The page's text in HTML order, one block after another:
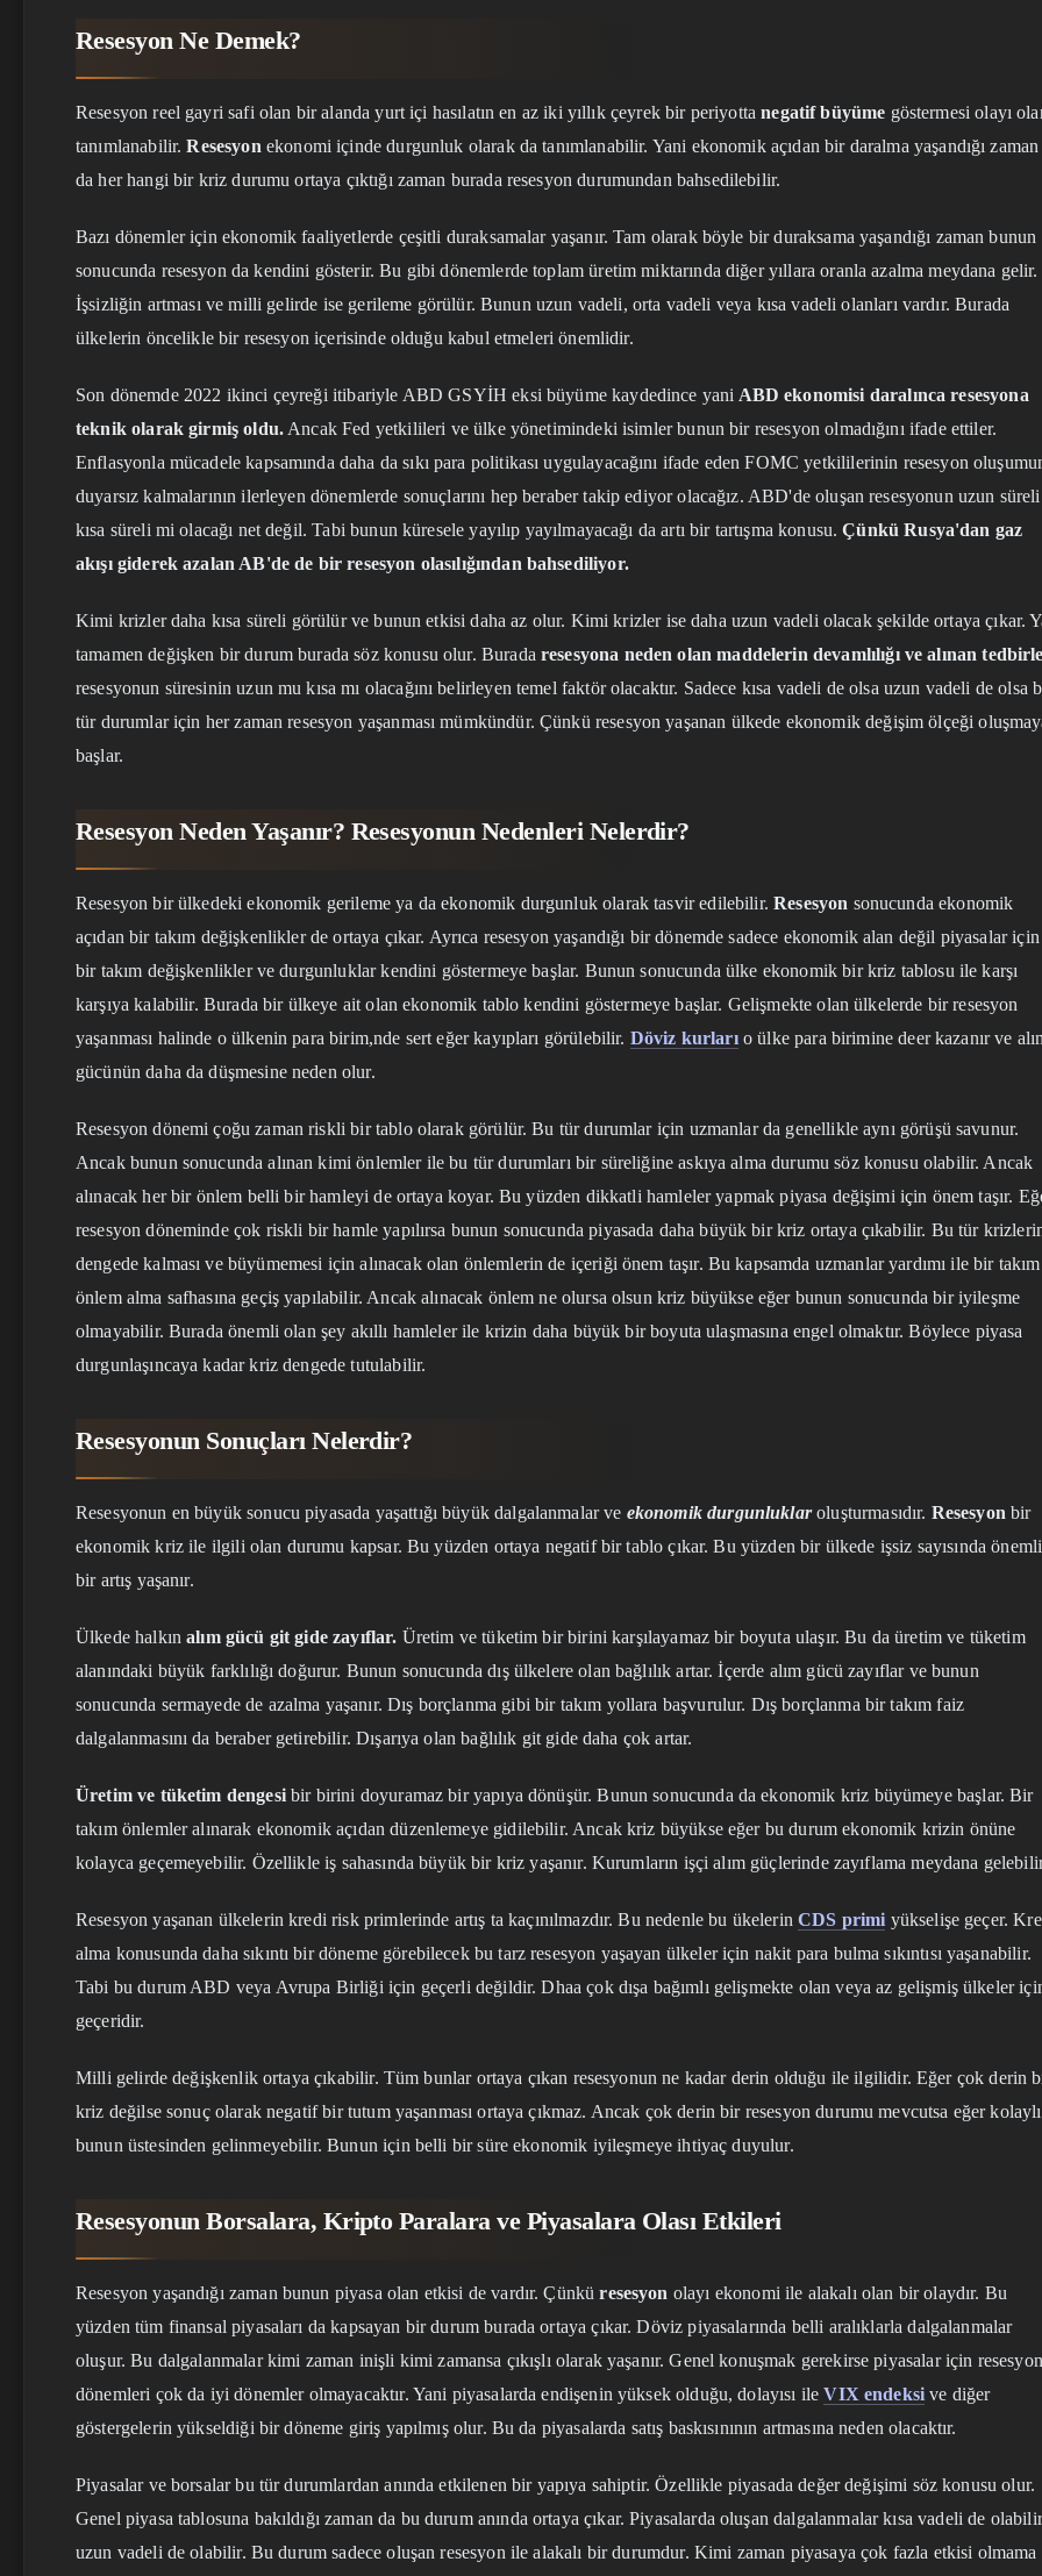
Resesyon Ne Demek?
Resesyon reel gayri safi olan bir alanda yurt içi hasılatın en az iki yıllık çeyrek bir periyottanegatif büyüme göstermesi olayı
tanımlanabilir.Resesyon ekonomi içinde durgunluk olarak da tanımlanabilir. Yani ekonomik açıdan bir daralma yaşandığı zaman
da her hangi bir kriz durumu ortaya çıktığı zaman burada resesyon durumundan bahsedilebilir.
Bazı dönemler için ekonomik faaliyetlerde çeşitli duraksamalar yaşanır. Tam olarak böyle bir duraksama yaşandığı zaman bunun
sonucunda resesyon da kendini gösterir. Bu gibi dönemlerde toplam üretim miktarında diğer yıllara oranla azalma meydana gelir.
İşsizliğin artması ve milli gelirde ise gerileme görülür. Bunun uzun vadeli, orta vadeli veya kısa vadeli olanları vardır. Burada
ülkelerin öncelikle bir resesyon içerisinde olduğu kabul etmeleri önemlidir.
Son dönemde 2022 ikinci çeyreği itibariyle ABD GSYİH eksi büyüme kaydedince yani ABD ekonomisi daralınca resesyona
teknik olarak girmiş oldu. Ancak Fed yetkilileri ve ülke yönetimindeki isimler bunun bir resesyon olmadığını ifade ettiler.
Enflasyonla mücadele kapsamında daha da sıkı para politikası uygulayacağını ifade eden FOMC yetkililerinin resesyon
duyarsız kalmalarının ilerleyen dönemlerde sonuçlarını hep beraber takip ediyor olacağız. ABD'de oluşan resesyonun uzun
kısa süreli mi olacağı net değil. Tabi bunun küresele yayılıp yayılmayacağı da artı bir tartışma konusu.Çünkü Rusya'dan gaz
akışı giderek azalan AB'de de bir resesyon olasılığından bahsediliyor.
Kimi krizler daha kısa süreli görülür ve bunun etkisi daha az olur. Kimi krizler ise daha uzun vadeli olacak şekilde ortaya çıkar.
tamamen değişken bir durum burada söz konusu olur. Burada resesyona neden olan maddelerin devamlılığı ve alınan
resesyonun süresinin uzun mu kısa mı olacağını belirleyen temel faktör olacaktır. Sadece kısa vadeli de olsa uzun vadeli de olsa
tür durumlar için her zaman resesyon yaşanması mümkündür. Çünkü resesyon yaşanan ülkede ekonomik değişim ölçeği
başlar.
Resesyon Neden Yaşanır? Resesyonun Nedenleri Nelerdir?
Resesyon bir ülkedeki ekonomik gerileme ya da ekonomik durgunluk olarak tasvir edilebilir.Resesyon sonucunda ekonomik
açıdan bir takım değişkenlikler de ortaya çıkar. Ayrıca resesyon yaşandığı bir dönemde sadece ekonomik alan değil piyasalar
bir takım değişkenlikler ve durgunluklar kendini göstermeye başlar. Bunun sonucunda ülke ekonomik bir kriz tablosu ile karşı
karşıya kalabilir. Burada bir ülkeye ait olan ekonomik tablo kendini göstermeye başlar. Gelişmekte olan ülkelerde bir resesyon
yaşanması halinde o ülkenin para birim,nde sert eğer kayıpları görülebilir. Döviz kurlarıo ülke para birimine deer kazanır ve
gücünün daha da düşmesine neden olur.
Resesyon dönemi çoğu zaman riskli bir tablo olarak görülür. Bu tür durumlar için uzmanlar da genellikle aynı görüşü savunur.
Ancak bunun sonucunda alınan kimi önlemler ile bu tür durumları bir süreliğine askıya alma durumu söz konusu olabilir. Ancak
alınacak her bir önlem belli bir hamleyi de ortaya koyar. Bu yüzden dikkatli hamleler yapmak piyasa değişimi için önem taşır.
resesyon döneminde çok riskli bir hamle yapılırsa bunun sonucunda piyasada daha büyük bir kriz ortaya çıkabilir. Bu tür
dengede kalması ve büyümemesi için alınacak olan önlemlerin de içeriği önem taşır. Bu kapsamda uzmanlar yardımı ile bir takım
önlem alma safhasına geçiş yapılabilir. Ancak alınacak önlem ne olursa olsun kriz büyükse eğer bunun sonucunda bir iyileşme
olmayabilir. Burada önemli olan şey akıllı hamleler ile krizin daha büyük bir boyuta ulaşmasına engel olmaktır. Böylece piyasa
durgunlaşıncaya kadar kriz dengede tutulabilir.
Resesyonun Sonuçları Nelerdir?
Resesyonun en büyük sonucu piyasada yaşattığı büyük dalgalanmalar ve ekonomik durgunluklaroluşturmasıdır. Resesyonbir
ekonomik kriz ile ilgili olan durumu kapsar. Bu yüzden ortaya negatif bir tablo çıkar. Bu yüzden bir ülkede işsiz sayısında önemli
bir artış yaşanır.
Ülkede halkınalım gücü git gide zayıflar. Üretim ve tüketim bir birini karşılayamaz bir boyuta ulaşır. Bu da üretim ve tüketim
alanındaki büyük farklılığı doğurur. Bunun sonucunda dış ülkelere olan bağlılık artar. İçerde alım gücü zayıflar ve bunun
sonucunda sermayede de azalma yaşanır. Dış borçlanma gibi bir takım yollara başvurulur. Dış borçlanma bir takım faiz
dalgalanmasını da beraber getirebilir. Dışarıya olan bağlılık git gide daha çok artar.
Üretim ve tüketim dengesibir birini doyuramaz bir yapıya dönüşür. Bunun sonucunda da ekonomik kriz büyümeye başlar. Bir
takım önlemler alınarak ekonomik açıdan düzenlemeye gidilebilir. Ancak kriz büyükse eğer bu durum ekonomik krizin önüne
kolayca geçemeyebilir. Özellikle iş sahasında büyük bir kriz yaşanır. Kurumların işçi alım güçlerinde zayıflama meydana
Resesyon yaşanan ülkelerin kredi risk primlerinde artış ta kaçınılmazdır. Bu nedenle bu ükelerinCDS primi yükselişe geçer.
alma konusunda daha sıkıntı bir döneme görebilecek bu tarz resesyon yaşayan ülkeler için nakit para bulma sıkıntısı yaşanabilir.
Tabi bu durum ABD veya Avrupa Birliği için geçerli değildir. Dhaa çok dışa bağımlı gelişmekte olan veya az gelişmiş ülkeler
geçeridir.
Milli gelirde değişkenlik ortaya çıkabilir. Tüm bunlar ortaya çıkan resesyonun ne kadar derin olduğu ile ilgilidir. Eğer çok derin
kriz değilse sonuç olarak negatif bir tutum yaşanması ortaya çıkmaz. Ancak çok derin bir resesyon durumu mevcutsa eğer
bunun üstesinden gelinmeyebilir. Bunun için belli bir süre ekonomik iyileşmeye ihtiyaç duyulur.
Resesyonun Borsalara, Kripto Paralara ve Piyasalara Olası Etkileri
Resesyon yaşandığı zaman bunun piyasa olan etkisi de vardır. Çünküresesyon olayı ekonomi ile alakalı olan bir olaydır. Bu
yüzden tüm finansal piyasaları da kapsayan bir durum burada ortaya çıkar. Döviz piyasalarında belli aralıklarla dalgalanmalar
oluşur. Bu dalgalanmalar kimi zaman inişli kimi zamansa çıkışlı olarak yaşanır. Genel konuşmak gerekirse piyasalar için resesyon
dönemleri çok da iyi dönemler olmayacaktır. Yani piyasalarda endişenin yüksek olduğu, dolayısı ileVIX endeksi ve diğer
göstergelerin yükseldiği bir döneme giriş yapılmış olur. Bu da piyasalarda satış baskısınının artmasına neden olacaktır.
Piyasalar ve borsalar bu tür durumlardan anında etkilenen bir yapıya sahiptir. Özellikle piyasada değer değişimi söz konusu olur.
Genel piyasa tablosuna bakıldığı zaman da bu durum anında ortaya çıkar. Piyasalarda oluşan dalgalanmalar kısa vadeli de olabilir
uzun vadeli de olabilir. Bu durum sadece oluşan resesyon ile alakalı bir durumdur. Kimi zaman piyasaya çok fazla etkisi olmama